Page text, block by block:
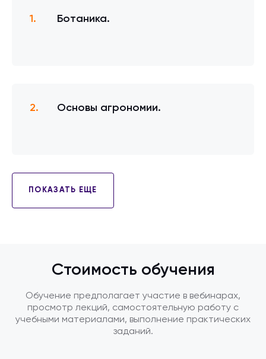
Ботаника.
Основы агрономии.
ПОКАЗАТЬ ЕЩЕ
Стоимость обучения
Обучение предполагает участие в вебинарах,
просмотр лекций, самостоятельную работу с
учебными материалами, выполнение практических
заданий.